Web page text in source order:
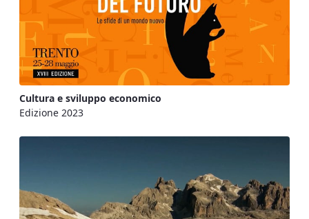
Cultura e sviluppo economico
Edizione 2023